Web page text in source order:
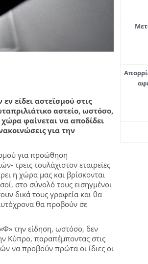
είδει αστεϊσμού στις
αστείο, ωστόσο,
φαίνεται να αποδίδει
για την
για προώθηση
τρεις τουλάχιστον εταιρείες
η χώρα μας και βρίσκονται
στο σύνολό τους εισηγμένοι
δικά τους γραφεία και θα
θα προβούν σε
την είδηση, ωστόσο, δεν
Κύπρο, παραπέμποντας στις
να προβούν πρώτα οι ίδιες οι